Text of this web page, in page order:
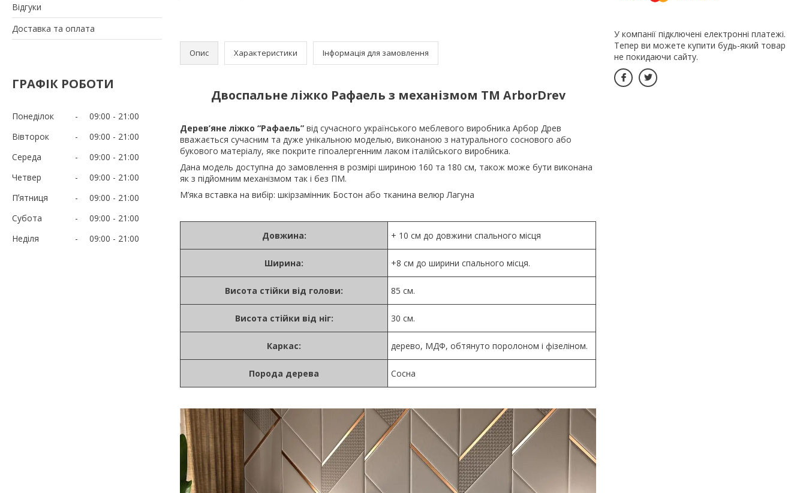
Відгуки
Доставка та оплата
ГРАФІК РОБОТИ
Понеділок 09:00
21:00
Вівторок
09:00
21:00
Середа
09:00
21:00
Четвер
09:00
21:00
Пʼятниця
09:00
21:00
Субота
09:00
21:00
Неділя
09:00 21:00
Опис Характеристики Інформація для замовлення
Двоспальне ліжко Рафаель з механізмом TM ArborDrev
Дерев’яне ліжко “Рафаель” від сучасного українського меблевого виробника Арбор Древ
вважається сучасним та дуже унікальною моделью, виконаною з натурального соснового або
букового матеріалу, яке покрите гіпоалергенним лаком італійського виробника.
Дана модель доступна до замовлення в розмірі шириною 160 та 180 см, також може бути виконана
як з підйомним механізмом так і без ПМ.
М’яка вставка на вибір: шкірзамінник Бостон або тканина велюр Лагуна
Довжина: + 10 см до довжини спального місця
Ширина: +8 см до ширини спального місця.
Висота стійки від голови: 85 см.
Висота стійки від ніг: 30 см.
Каркас: дерево, МДФ, обтянуто поролоном і фізеліном.
Порода дерева Сосна
У компанії підключені електронні платежі.
Тепер ви можете купити будь-який товар
не покидаючи сайту.